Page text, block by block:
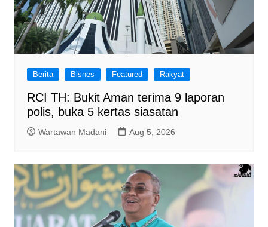
Berita Bisnes Featured Rakyat
RCI TH: Bukit Aman terima 9 laporan
polis, buka 5 kertas siasatan
Wartawan Madani Aug 5, 2026